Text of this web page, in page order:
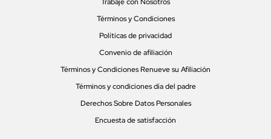
Términos y Condiciones
Políticas de privacidad
Convenio de afiliación
Términos y Condiciones Renueve su Afiliación
Términos y condiciones día del padre
Derechos Sobre Datos Personales
Encuesta de satisfacción